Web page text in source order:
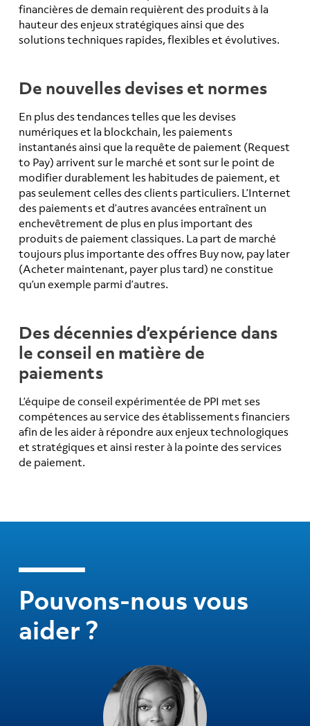
financières de demain requièrent des produits à la
hauteur des enjeux stratégiques ainsi que des
solutions techniques rapides, flexibles et évolutives.
De nouvelles devises et normes
En plus des tendances telles que les devises
numériques et la blockchain, les paiements
instantanés ainsi que la requête de paiement (Request
to Pay) arrivent sur le marché et sont sur le point de
modifier durablement les habitudes de paiement, et
pas seulement celles des clients particuliers. L’Internet
des paiements et d’autres avancées entraînent un
enchevêtrement de plus en plus important des
produits de paiement classiques. La part de marché
toujours plus importante des offres Buy now, pay later
(Acheter maintenant, payer plus tard) ne constitue
qu’un exemple parmi d’autres.
Des décennies d’expérience dans
le conseil en matière de
paiements
L’équipe de conseil expérimentée de PPI met ses
compétences au service des établissements financiers
afin de les aider à répondre aux enjeux technologiques
et stratégiques et ainsi rester à la pointe des services
de paiement.
Pouvons-nous vous
aider ?